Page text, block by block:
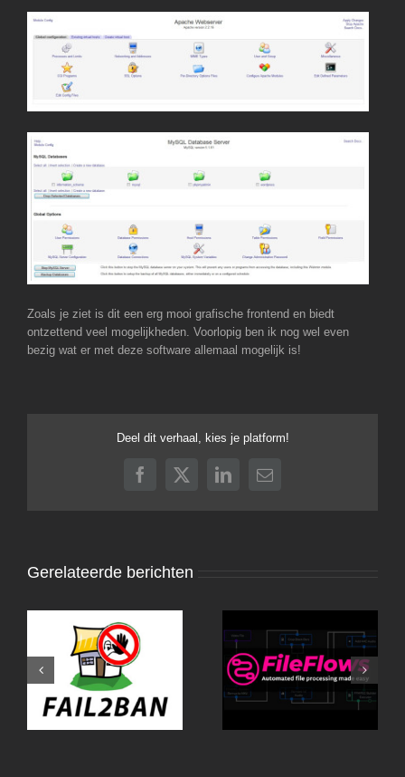
Zoals je ziet is dit een erg mooi grafische frontend en biedt
ontzettend veel mogelijkheden. Voorlopig ben ik nog wel even
bezig wat er met deze software allemaal mogelijk is!
Deel dit verhaal, kies je platform!
Facebook
X LinkedIn
E-
Gerelateerde berichten
Fail2Ban-UI